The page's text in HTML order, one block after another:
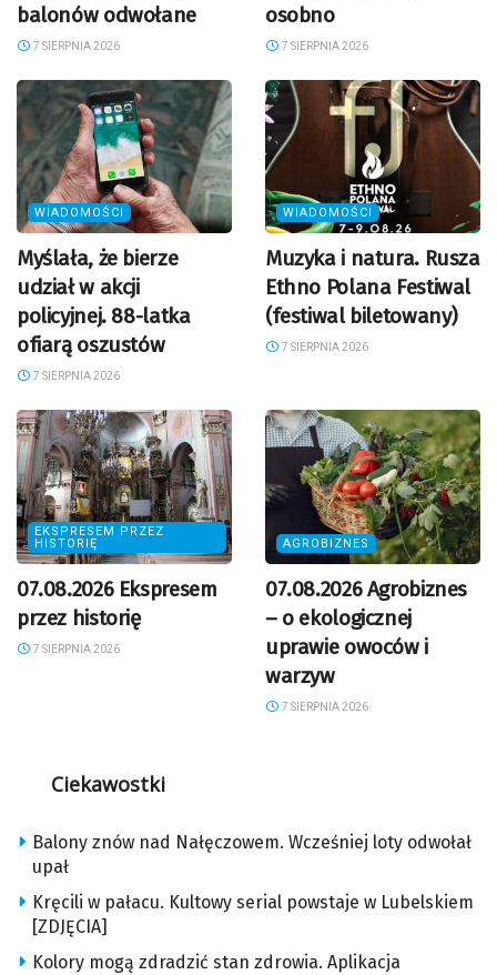
balonów odwołane
7 SIERPNIA 2026
osobno
7 SIERPNIA 2026
WIADOMOŚCI
Myślała, że bierze
udział w akcji
policyjnej. 88-latka
ofiarą oszustów
7 SIERPNIA 2026
WIADOMOŚCI
Muzyka i natura. Rusza
Ethno Polana Festiwal
(festiwal biletowany)
7 SIERPNIA 2026
EKSPRESEM PRZEZ
HISTORIĘ
07.08.2026 Ekspresem
przez historię
7 SIERPNIA 2026
AGROBIZNES
07.08.2026 Agrobiznes
– o ekologicznej
uprawie owoców i
warzyw
7 SIERPNIA 2026
Ciekawostki
Balony znów nad Nałęczowem. Wcześniej loty odwołał
upał
Kręcili w pałacu. Kultowy serial powstaje w Lubelskiem
[ZDJĘCIA]
Kolory mogą zdradzić stan zdrowia. Aplikacja